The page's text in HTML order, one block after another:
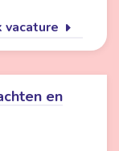
vacature
en